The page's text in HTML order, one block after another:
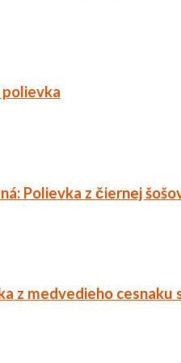
polievka
Polievka z čiernej
z medvedieho cesnaku